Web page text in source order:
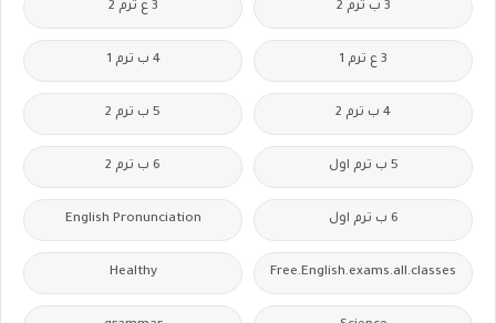
3 ب ترم 2 3 ع ترم 2
3 ع ترم 1 4 ب ترم 1
4 ب ترم 2 5 ب ترم 2
5 ب ترم اول 6 ب ترم 2
6 ب ترم اول English Pronunciation
Free.English.exams.all.classes
Healthy